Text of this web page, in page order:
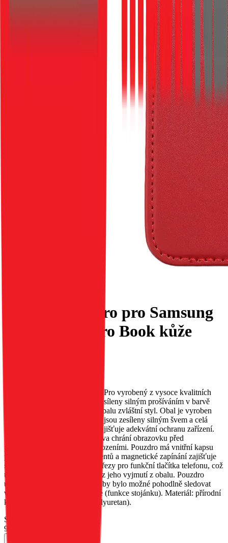
Flipové pouzdro pro Samsung
A05s Smart Pro Book kůže
Elegantní, klasický obal Smart Pro vyrobený z vysoce kvalitních
materiálů. Okraje, které jsou zesíleny silným prošíváním v barvě
vnitřního materiálu, dodávají obalu zvláštní styl. Obal je vyroben
velmi pevně a pečlivě – okraje jsou zesíleny silným švem a celá
konstrukce je zpevněna, což zajišťuje adekvátní ochranu zařízení.
Měkká vnitřní povrchová úprava chrání obrazovku před
poškrábáním a drobnými poškozeními. Pouzdro má vnitřní kapsu
pro uložení důležitých dokumentů a magnetické zapínání zajišťuje
snadné používání. Obal má výřezy pro funkční tlačítka telefonu, což
umožňuje používat zařízení bez jeho vyjmutí z obalu. Pouzdro
umožňuje umístit telefon tak, aby bylo možné pohodlně sledovat
video nebo prohlížet fotografie (funkce stojánku). Materiál: přírodní
kůže, TPU (termoplastický polyuretan).
Skladem 1 ks
90 Kč